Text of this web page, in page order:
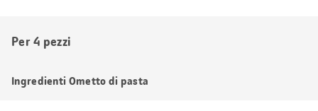
Per 4 pezzi
Ingredienti Ometto di pasta